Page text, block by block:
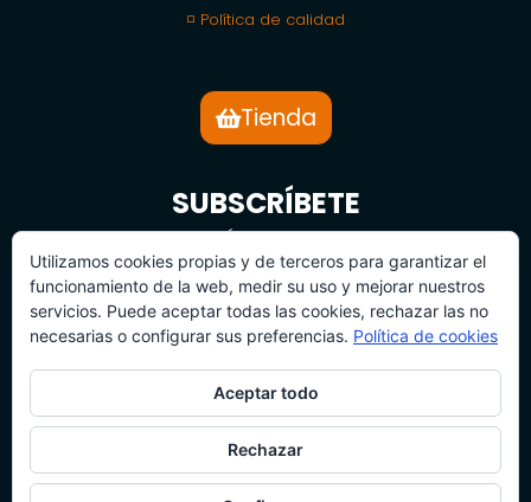
◽ Política de calidad
Tienda
SUBSCRÍBETE
BOLETÍN DE NOTICIAS
SUBSCRÍBETE
Utilizamos cookies propias y de terceros para garantizar el
funcionamiento de la web, medir su uso y mejorar nuestros
servicios. Puede aceptar todas las cookies, rechazar las no
necesarias o configurar sus preferencias. Política de cookies
Aceptar todo
Rechazar